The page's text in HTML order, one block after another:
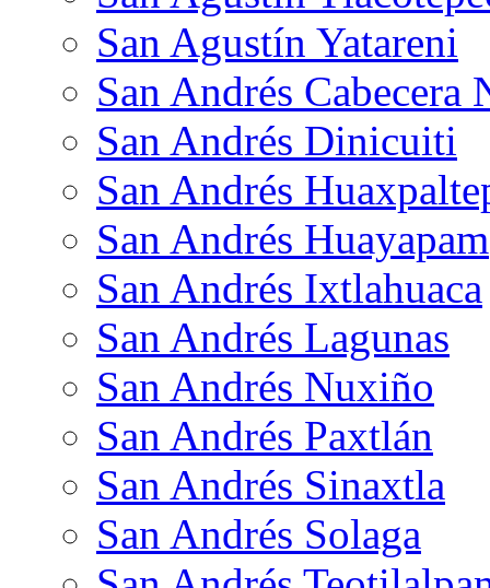
San Agustín Yatareni
San Andrés Cabecera
San Andrés Dinicuiti
San Andrés
San Andrés Huayapam
San Andrés Ixtlahuaca
San Andrés Lagunas
San Andrés Nuxiño
San Andrés Paxtlán
San Andrés Sinaxtla
San Andrés Solaga